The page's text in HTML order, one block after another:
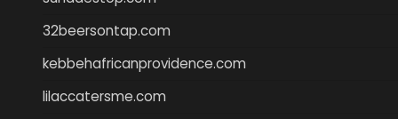
32beersontap.com
kebbehafricanprovidence.com
lilaccatersme.com